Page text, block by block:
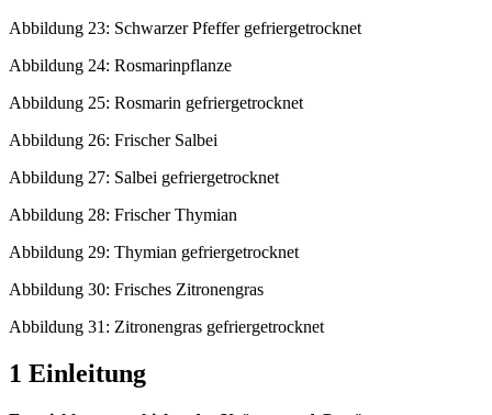
Abbildung 23: Schwarzer Pfeffer gefriergetrocknet
Abbildung 24: Rosmarinpflanze
Abbildung 25: Rosmarin gefriergetrocknet
Abbildung 26: Frischer Salbei
Abbildung 27: Salbei gefriergetrocknet
Abbildung 28: Frischer Thymian
Abbildung 29: Thymian gefriergetrocknet
Abbildung 30: Frisches Zitronengras
Abbildung 31: Zitronengras gefriergetrocknet
1 Einleitung